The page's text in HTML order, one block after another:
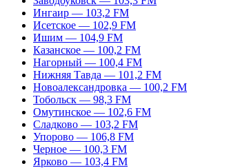
Ингаир — 103,2 FM
Исетское — 102,9 FM
Ишим — 104,9 FM
Казанское — 100,2 FM
Нагорный — 100,4 FM
Нижняя Тавда — 101,2 FM
Новоалександровка — 100,2 FM
Тобольск — 98,3 FM
Омутинское — 102,6 FM
Сладково — 103,2 FM
Упорово — 106,8 FM
Черное — 100,3 FM
Ярково — 103,4 FM